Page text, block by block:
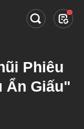
Phiêu
Ẩn Giấu"